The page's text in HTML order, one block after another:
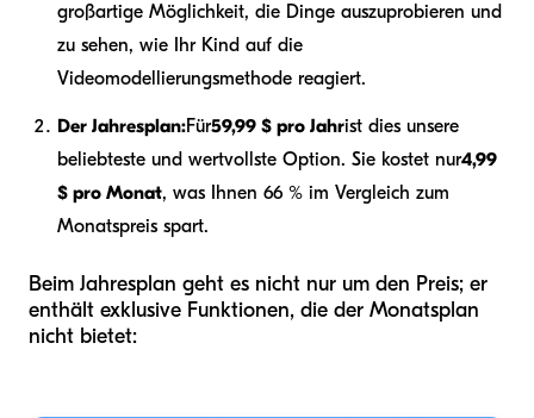
großartige Möglichkeit, die Dinge auszuprobieren und
zu sehen, wie Ihr Kind auf die
Videomodellierungsmethode reagiert.
Der Jahresplan:Für59,99 $ pro Jahrist dies unsere
beliebteste und wertvollste Option. Sie kostet nur4,99
$ pro Monat, was Ihnen 66 % im Vergleich zum
Monatspreis spart.
Beim Jahresplan geht es nicht nur um den Preis; er
enthält exklusive Funktionen, die der Monatsplan
nicht bietet: